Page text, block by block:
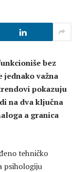
bez
jednako važna
pokazuju
na dva ključna
a granica
tehničko
psihologiju